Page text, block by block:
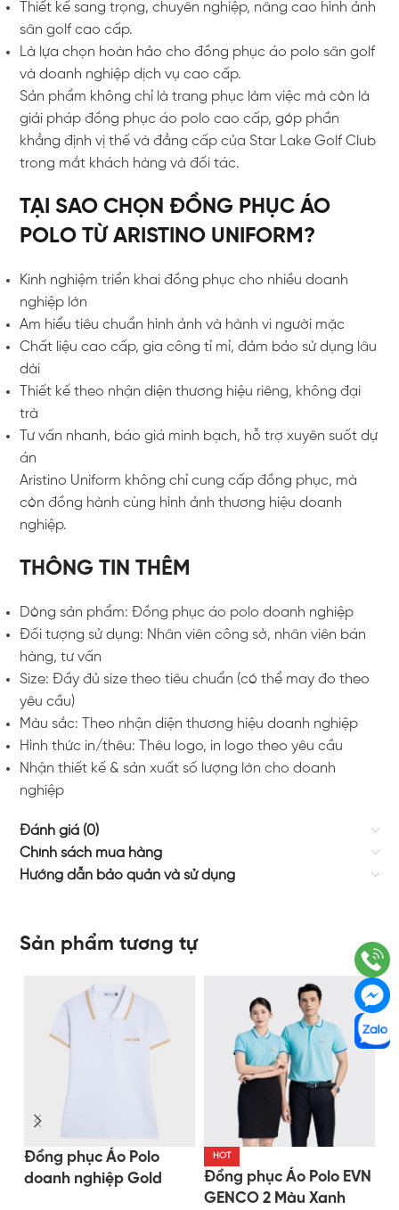
Thiết kế sang trọng, chuyên nghiệp, nâng cao hình ảnh
sân golf cao cấp.
Là lựa chọn hoàn hảo cho đồng phục áo polo sân golf
và doanh nghiệp dịch vụ cao cấp.
Sản phẩm không chỉ là trang phục làm việc mà còn là
giải pháp đồng phục áo polo cao cấp, góp phần
khẳng định vị thế và đẳng cấp của Star Lake Golf Club
trong mắt khách hàng và đối tác.
TẠI SAO CHỌN ĐỒNG PHỤC ÁO
POLO TỪ ARISTINO UNIFORM?
Kinh nghiệm triển khai đồng phục cho nhiều doanh
nghiệp lớn
Am hiểu tiêu chuẩn hình ảnh và hành vi người mặc
Chất liệu cao cấp, gia công tỉ mỉ, đảm bảo sử dụng lâu
dài
Thiết kế theo nhận diện thương hiệu riêng, không đại
trà
Tư vấn nhanh, báo giá minh bạch, hỗ trợ xuyên suốt dự
án
Aristino Uniform không chỉ cung cấp đồng phục, mà
còn đồng hành cùng hình ảnh thương hiệu doanh
nghiệp.
THÔNG TIN THÊM
Dòng sản phẩm: Đồng phục áo polo doanh nghiệp
Đối tượng sử dụng: Nhân viên công sở, nhân viên bán
hàng, tư vấn
Size: Đầy đủ size theo tiêu chuẩn (có thể may đo theo
yêu cầu)
Màu sắc: Theo nhận diện thương hiệu doanh nghiệp
Hình thức in/thêu: Thêu logo, in logo theo yêu cầu
Nhận thiết kế & sản xuất số lượng lớn cho doanh
nghiệp
Đánh giá (0)
Chính sách mua hàng
Hướng dẫn bảo quản và sử dụng
Sản phẩm tương tự
Đồng phục Áo Polo
doanh nghiệp Gold
HOT
Đồng phục Áo Polo EVN
GENCO 2 Màu Xanh